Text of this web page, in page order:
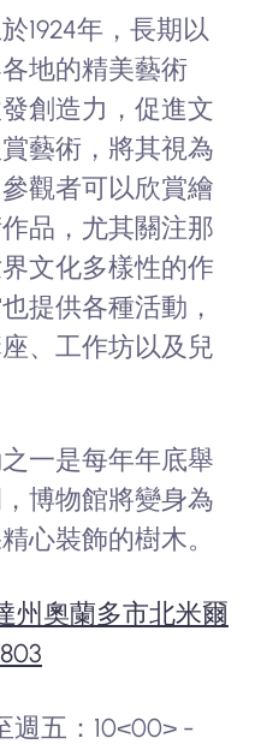
1924年，長期以
地的精美藝術
創造力，促進文
藝術，將其視為
觀者可以欣賞繪
品，尤其關注那
文化多樣性的作
提供各種活動，
、工作坊以及兒
一是每年年底舉
博物館將變身為
心裝飾的樹木。
州奧蘭多市北米爾
週五：10<00> -